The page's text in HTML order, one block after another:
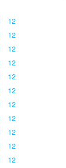
12
12
12
12
12
12
12
12
12
12
12